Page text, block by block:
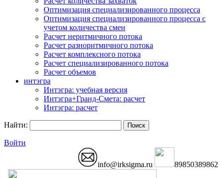
Оптимизация специализированного процесса
Оптимизация специализированного процесса с
учетом количества смен
Расчет неритмичного потока
Расчет разноритмичного потока
Расчет комплексного потока
Расчет специализированного потока
Расчет объемов
интэгра
Интэгра: учебная версия
Интэгра+Гранд-Смета: расчет
Интэгра: расчет
Найти:
Войти
info@irksigma.ru 89850389862